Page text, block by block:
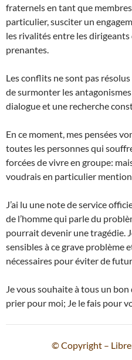
fraternels en tant que membres
particulier, susciter un
les rivalités entre les
prenantes.
Les conflits ne sont pas
de surmonter les
dialogue et une recherche
En ce moment, mes pensées
toutes les personnes qui
forcées de vivre en groupe:
voudrais en particulier
J’ai lu une note de service
de l’homme qui parle du
pourrait devenir une tragédie.
sensibles à ce grave problème
nécessaires pour éviter de
Je vous souhaite à tous un bon
prier pour moi; Je le fais pour
© Copyright –